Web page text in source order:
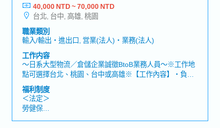
【企業福利】
・績效獎金 (1年2次發放，基本1.6個月)
・人事考核、調薪制度 (1年2次)
・員工健康檢查 (1年1次)
・新任到職即享有每半年3天的心靈充電假
・額外支付證照津貼
・證照課程訓練費用補助 (公司指定項目)
・迎新會、慶生會、部門聚餐、三節禮品
・免費零食無限供應、免費咖啡無限供應
・員工國內旅遊、家庭日
40,000 NTD ~ 70,000 NTD
台北, 台中, 高雄, 桃園
職業類別
輸入/輸出・進出口, 営業(法人)・業務(法人)
工作内容
～日系大型物流／倉儲企業誠徵BtoB業務人員～※工作地
點可選擇台北、桃園、台中或高雄※【工作內容】・負責
國際進出口、國內運輸、倉儲管理及庫存管理等整體物流
服務業務・開發新客戶並維護既有客戶關係※主要以新客
戶開發為主・透過電話開發潛在客戶，安排拜訪行程並進
行業務提案・了解客戶需求，提供最適合的物流解決方案
福利制度
＜法定＞
勞健保